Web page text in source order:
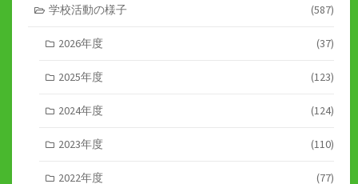
学校活動の様子 (587)
2026年度 (37)
2025年度 (123)
2024年度 (124)
2023年度 (110)
2022年度 (77)